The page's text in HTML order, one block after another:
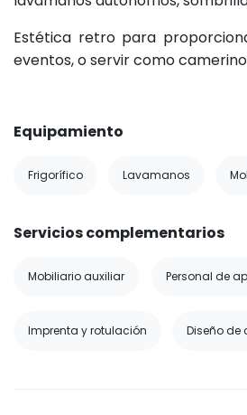
Estética retro para
eventos, o servir como
Equipamiento
Frigorífico Lavamanos
Servicios complementarios
Mobiliario auxiliar Personal de
Imprenta y rotulación Diseño